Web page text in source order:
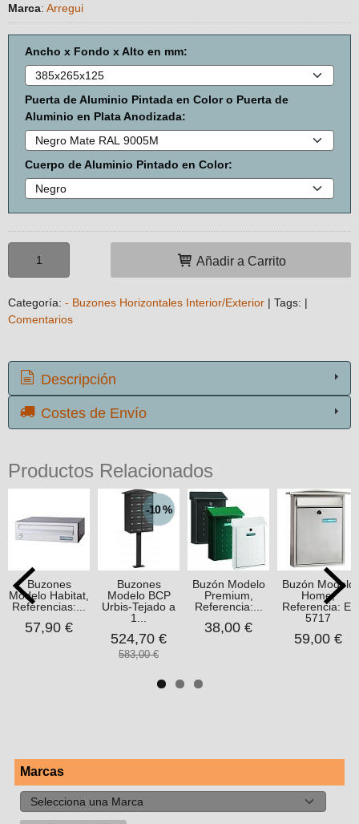
Marcas
Marca: Arregui
Ancho x Fondo x Alto en mm:
Puerta de Aluminio Pintada en Color o Puerta de
Aluminio en Plata Anodizada:
Cuerpo de Aluminio Pintado en Color:
Añadir a Carrito
Categoría: - Buzones Horizontales Interior/Exterior | Tags: |
Comentarios
Descripción
Costes de Envío
Productos Relacionados
Buzones
Modelo Habitat,
Referencias:...
57,90 €
-10 %
Buzones
Modelo BCP
Urbis-Tejado a
1...
524,70 €
583,00 €
Buzón Modelo
Premium,
Referencia:...
38,00 €
Buzón Modelo
Home,
Referencia: E-
5717
59,00 €